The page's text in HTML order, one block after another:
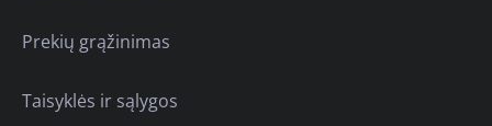
Prekių grąžinimas
Taisyklės ir sąlygos